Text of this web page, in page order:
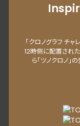
「クロノグラフ チ
12時側に配置され
ら「ツノクロノ」